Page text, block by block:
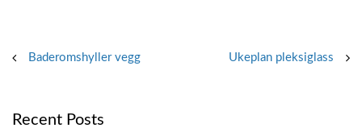
PostBaderomshyller vegg Ukeplan pleksiglass
Recent Posts